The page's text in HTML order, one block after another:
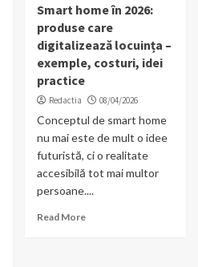
Smart home în 2026:
produse care
digitalizează locuința –
exemple, costuri, idei
practice
Redactia 08/04/2026
Conceptul de smart home
nu mai este de mult o idee
futuristă, ci o realitate
accesibilă tot mai multor
persoane....
Read More